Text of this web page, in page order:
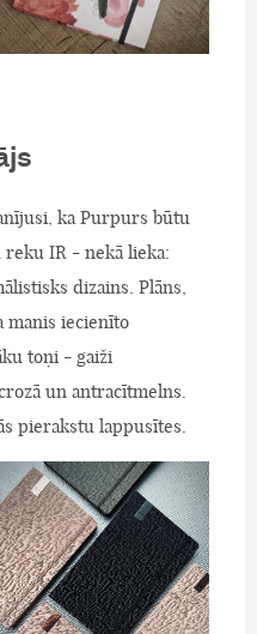
ka Purpurs būtu
reku IR - nekā lieka:
dizains. Plāns,
manis iecienīto
toņi - gaiži
un antracītmelns.
pierakstu lappusītes.